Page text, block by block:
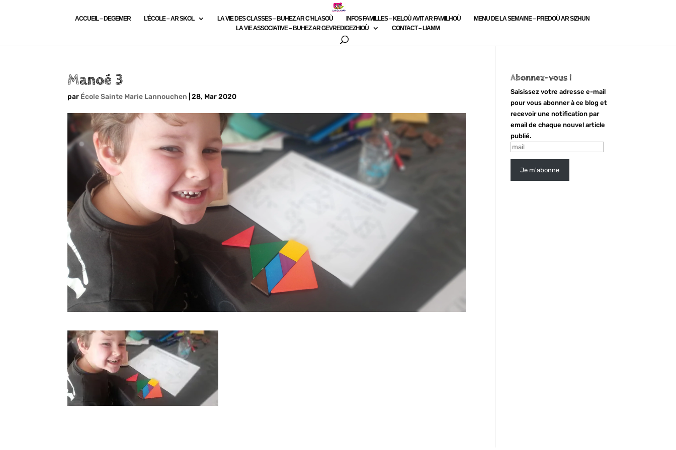
ACCUEIL – DEGEMER L’ÉCOLE – AR SKOL LA VIE DES CLASSES – BUHEZ AR C’HLASOÙ INFOS FAMILLES – KELOÙ AVIT AR FAMILHOÙ
MENU DE LA SEMAINE – PREDOÙ AR SIZHUN
LA VIE ASSOCIATIVE – BUHEZ AR GEVREDIGEZHIOÙ
CONTACT – LIAMM
Manoé 3
par École Sainte Marie Lannouchen |28, Mar 2020
Abonnez-vous !
Saisissez votre adresse e-mail
pour vous abonner à ce blog et
recevoir une notification par
email de chaque nouvel article
publié.
mail
Je m'abonne